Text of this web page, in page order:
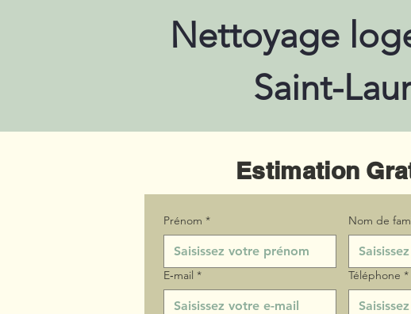
Nettoyage
Saint-
Estimation
Prénom * Nom de
E‑mail * Téléphone *